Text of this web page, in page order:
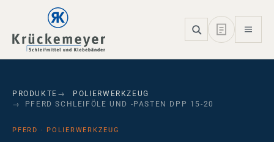
Skip to main navigation
Skip to main content
Skip to page footer
PRODUKTE
POLIERWERKZEUG
PFERD SCHLEIFÖLE UND -PASTEN DPP 15-20
PFERD · POLIERWERKZEUG